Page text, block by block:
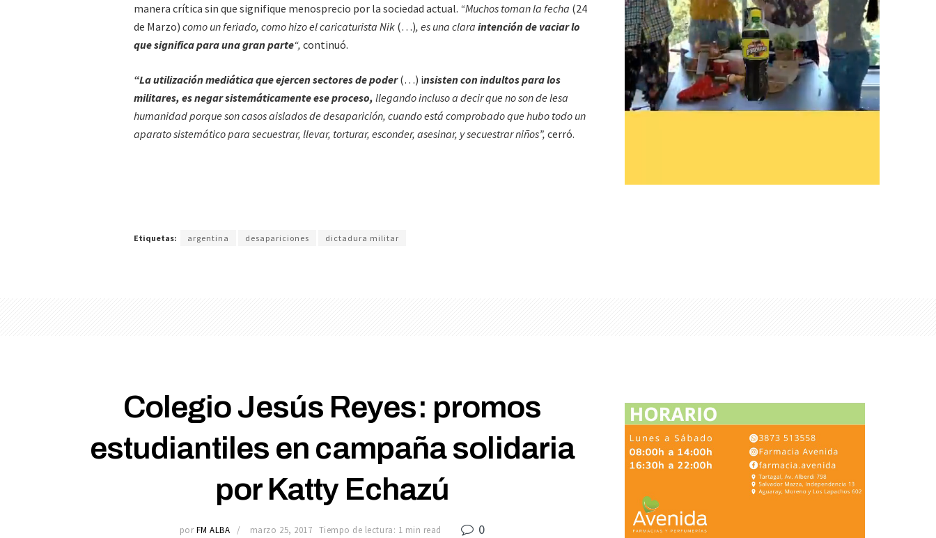
manera crítica sin que signifique menosprecio por la sociedad actual. “Muchos toman la fecha (24
de Marzo) como un feriado, como hizo el caricaturista Nik (…), es una clara intención de vaciar lo
que significa para una gran parte“, continuó.
“La utilización mediática que ejercen sectores de poder (…) insisten con indultos para los
militares, es negar sistemáticamente ese proceso, llegando incluso a decir que no son de lesa
humanidad porque son casos aislados de desaparición, cuando está comprobado que hubo todo un
aparato sistemático para secuestrar, llevar, torturar, esconder, asesinar, y secuestrar niños”, cerró.
Etiquetas: argentina desapariciones dictadura militar
Colegio Jesús Reyes: promos
estudiantiles en campaña solidaria
por Katty Echazú
por FM ALBA marzo 25, 2017 Tiempo de lectura: 1 min read 0